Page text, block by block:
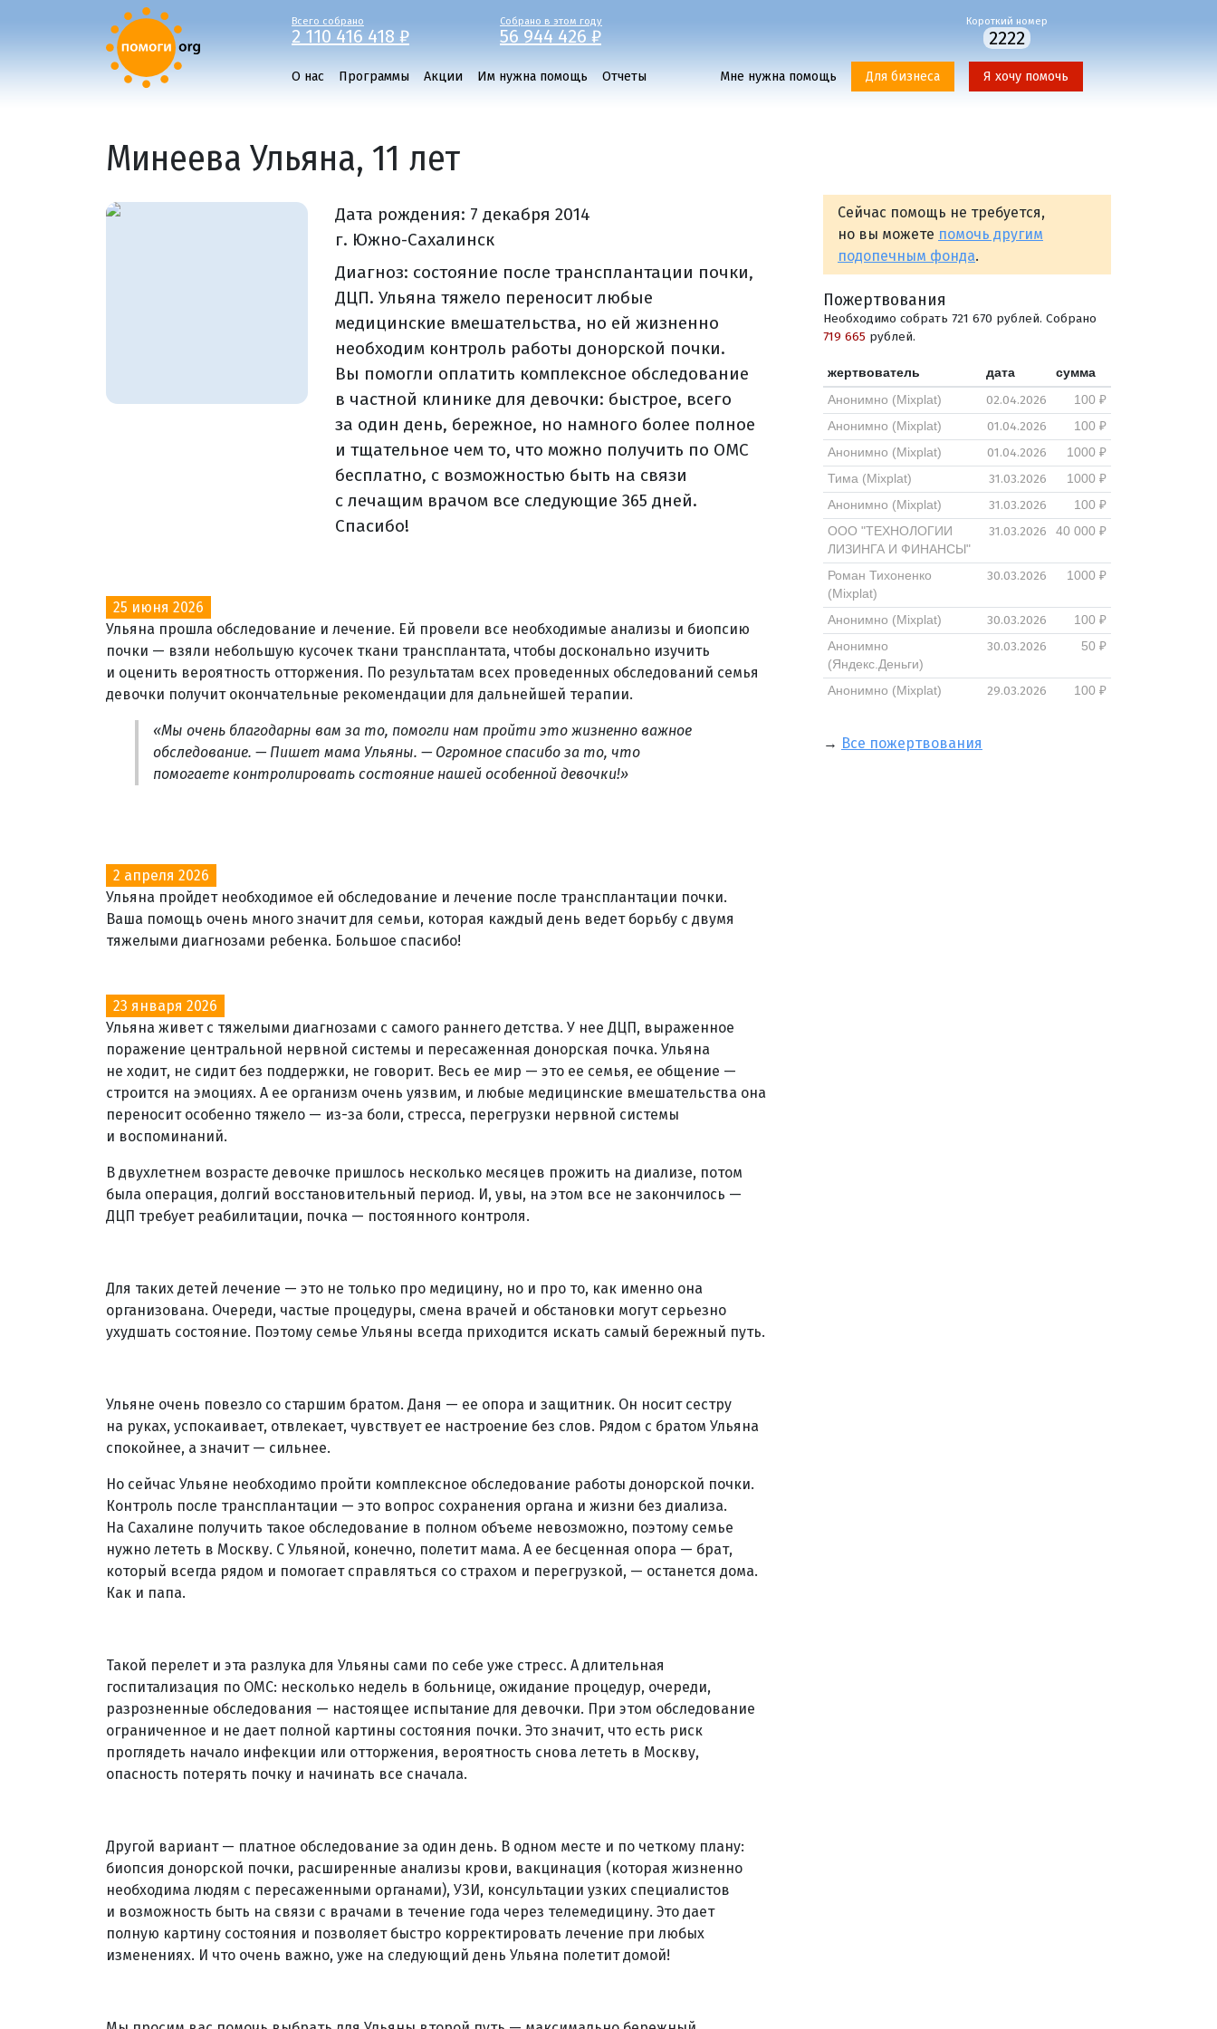
Всего собрано
2 110 416 418 ₽
Собрано в этом году
56 944 426 ₽
Короткий номер
2222
О нас Программы Акции Им нужна помощь Отчеты Мне нужна помощь Для бизнеса Я хочу помочь
Минеева Ульяна, 11 лет
Дата рождения: 7 декабря 2014
г. Южно-Сахалинск
Диагноз: состояние после трансплантации почки,
ДЦП. Ульяна тяжело переносит любые
медицинские вмешательства, но ей жизненно
необходим контроль работы донорской почки.
Вы помогли оплатить комплексное обследование
в частной клинике для девочки: быстрое, всего
за один день, бережное, но намного более полное
и тщательное чем то, что можно получить по ОМС
бесплатно, с возможностью быть на связи
с лечащим врачом все следующие 365 дней.
Спасибо!
25 июня 2026
Ульяна прошла обследование и лечение. Ей провели все необходимые анализы и биопсию
почки — взяли небольшую кусочек ткани трансплантата, чтобы досконально изучить
и оценить вероятность отторжения. По результатам всех проведенных обследований семья
девочки получит окончательные рекомендации для дальнейшей терапии.
«Мы очень благодарны вам за то, помогли нам пройти это жизненно важное
обследование. — Пишет мама Ульяны. — Огромное спасибо за то, что
помогаете контролировать состояние нашей особенной девочки!»
2 апреля 2026
Ульяна пройдет необходимое ей обследование и лечение после трансплантации почки.
Ваша помощь очень много значит для семьи, которая каждый день ведет борьбу с двумя
тяжелыми диагнозами ребенка. Большое спасибо!
23 января 2026
Ульяна живет с тяжелыми диагнозами с самого раннего детства. У нее ДЦП, выраженное
поражение центральной нервной системы и пересаженная донорская почка. Ульяна
не ходит, не сидит без поддержки, не говорит. Весь ее мир — это ее семья, ее общение —
строится на эмоциях. А ее организм очень уязвим, и любые медицинские вмешательства она
переносит особенно тяжело — из-за боли, стресса, перегрузки нервной системы
и воспоминаний.
В двухлетнем возрасте девочке пришлось несколько месяцев прожить на диализе, потом
была операция, долгий восстановительный период. И, увы, на этом все не закончилось —
ДЦП требует реабилитации, почка — постоянного контроля.
Для таких детей лечение — это не только про медицину, но и про то, как именно она
организована. Очереди, частые процедуры, смена врачей и обстановки могут серьезно
ухудшать состояние. Поэтому семье Ульяны всегда приходится искать самый бережный путь.
Ульяне очень повезло со старшим братом. Даня — ее опора и защитник. Он носит сестру
на руках, успокаивает, отвлекает, чувствует ее настроение без слов. Рядом с братом Ульяна
спокойнее, а значит — сильнее.
Но сейчас Ульяне необходимо пройти комплексное обследование работы донорской почки.
Контроль после трансплантации — это вопрос сохранения органа и жизни без диализа.
На Сахалине получить такое обследование в полном объеме невозможно, поэтому семье
нужно лететь в Москву. С Ульяной, конечно, полетит мама. А ее бесценная опора — брат,
который всегда рядом и помогает справляться со страхом и перегрузкой, — останется дома.
Как и папа.
Такой перелет и эта разлука для Ульяны сами по себе уже стресс. А длительная
госпитализация по ОМС: несколько недель в больнице, ожидание процедур, очереди,
разрозненные обследования — настоящее испытание для девочки. При этом обследование
ограниченное и не дает полной картины состояния почки. Это значит, что есть риск
проглядеть начало инфекции или отторжения, вероятность снова лететь в Москву,
опасность потерять почку и начинать все сначала.
Другой вариант — платное обследование за один день. В одном месте и по четкому плану:
биопсия донорской почки, расширенные анализы крови, вакцинация (которая жизненно
необходима людям с пересаженными органами), УЗИ, консультации узких специалистов
и возможность быть на связи с врачами в течение года через телемедицину. Это дает
полную картину состояния и позволяет быстро корректировать лечение при любых
изменениях. И что очень важно, уже на следующий день Ульяна полетит домой!
Сейчас помощь не требуется,
но вы можете помочь другим
подопечным фонда.
Пожертвования
Необходимо собрать 721 670 рублей. Собрано
719 665 рублей.
жертвователь дата
сумма
Анонимно (Mixplat)
02.04.2026
100 ₽
Анонимно (Mixplat)
01.04.2026
100 ₽
Анонимно (Mixplat)
01.04.2026
1000 ₽
Тима (Mixplat)
31.03.2026
1000 ₽
Анонимно (Mixplat)
31.03.2026
100 ₽
ООО "ТЕХНОЛОГИИ
ЛИЗИНГА И ФИНАНСЫ"
31.03.2026 40 000 ₽
Роман Тихоненко
(Mixplat)
30.03.2026 1000 ₽
Анонимно (Mixplat) 30.03.2026
100 ₽
Анонимно
(Яндекс.Деньги)
30.03.2026 50 ₽
Анонимно (Mixplat) 29.03.2026 100 ₽
→ Все пожертвования